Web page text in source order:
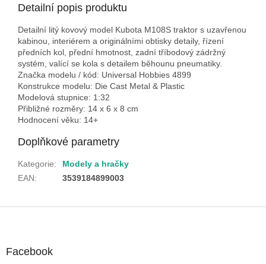
Detailní popis produktu
Detailní litý kovový model Kubota M108S traktor s uzavřenou
kabinou, interiérem a originálními obtisky detaily, řízení
předních kol, přední hmotnost, zadní tříbodový zádržný
systém, valící se kola s detailem běhounu pneumatiky.
Značka modelu / kód: Universal Hobbies 4899
Konstrukce modelu: Die Cast Metal & Plastic
Modelová stupnice: 1:32
Přibližné rozměry: 14 x 6 x 8 cm
Hodnocení věku: 14+
Doplňkové parametry
Kategorie:
Modely a hračky
EAN: 3539184899003
Facebook